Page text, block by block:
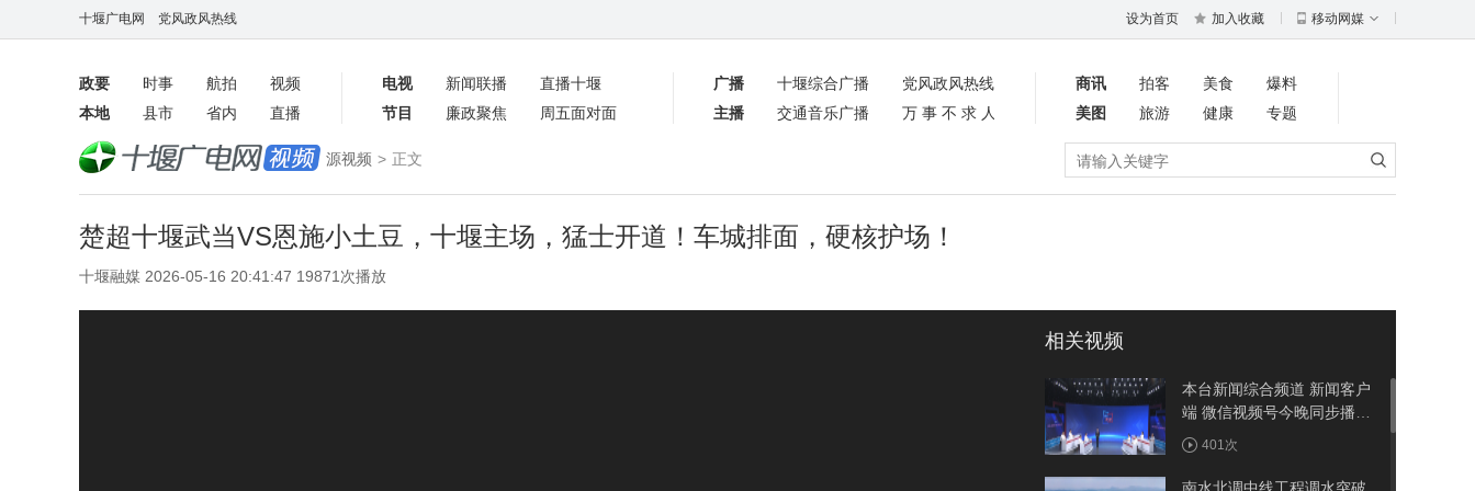
十堰广电网 党风政风热线 设为首页 加入收藏 移动网媒
政要 时事 航拍
视频
本地
县市 省内 直播
电视 新闻联播
直播十堰
节目
廉政聚焦 周五面对面
广播 十堰综合广播
党风政风热线
主播
交通音乐广播 万事不求人
商讯 拍客 美食
爆料
美图
旅游 健康
专题
数字报
源视频 > 正文
楚超十堰武当VS恩施小土豆，十堰主场，猛士开道！车城排面，硬核护场！
十堰融媒 2026-05-16 20:41:47 19871次播放
相关视频
本台新闻综合频道 新闻客户
端 微信视频号今晚同步播出
《周五面对面》聚焦竹溪：
建强省际节点县 做优农旅大
文章
401次